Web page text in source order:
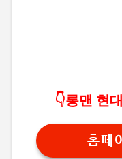
👇롱맨 현
홈페